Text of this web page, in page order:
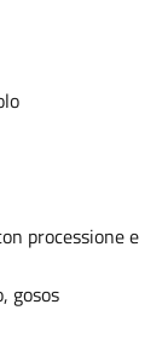
processione e
gosos